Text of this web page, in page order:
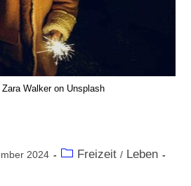
Walker on Unsplash
2024 Freizeit / Leben